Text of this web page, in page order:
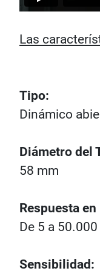
Las
Tipo:
Dinámico
Diámetro del
58 mm
Respuesta
De 5 a
Sensibilidad: